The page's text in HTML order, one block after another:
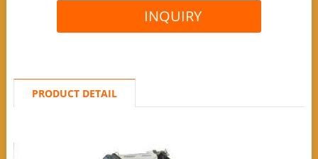
INQUIRY
PRODUCT DETAIL